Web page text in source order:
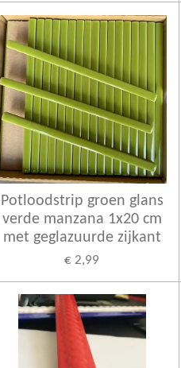
Potloodstrip groen glans
verde manzana 1x20 cm
met geglazuurde zijkant
€ 2,99